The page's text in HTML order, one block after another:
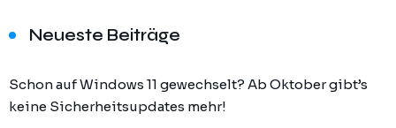
Neueste Beiträge
Schon auf Windows 11 gewechselt? Ab Oktober gibt’s
keine Sicherheitsupdates mehr!